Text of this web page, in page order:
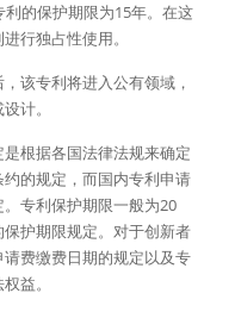
的保护期限为15年。在这
行独占性使用。
该专利将进入公有领域，
计。
根据各国法律法规来确定
的规定，而国内专利申请
专利保护期限一般为20
护期限规定。对于创新者
费缴费日期的规定以及专
益。